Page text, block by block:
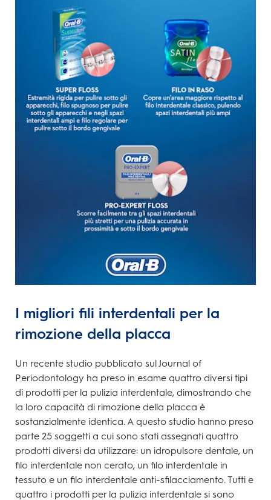
I migliori fili interdentali per la
rimozione della placca
Un recente studio pubblicato sul Journal of
Periodontology ha preso in esame quattro diversi tipi
di prodotti per la pulizia interdentale, dimostrando che
la loro capacità di rimozione della placca è
sostanzialmente identica. A questo studio hanno preso
parte 25 soggetti a cui sono stati assegnati quattro
prodotti diversi da utilizzare: un idropulsore dentale, un
filo interdentale non cerato, un filo interdentale in
tessuto e un filo interdentale anti-sfilacciamento. Tutti e
quattro i prodotti per la pulizia interdentale si sono